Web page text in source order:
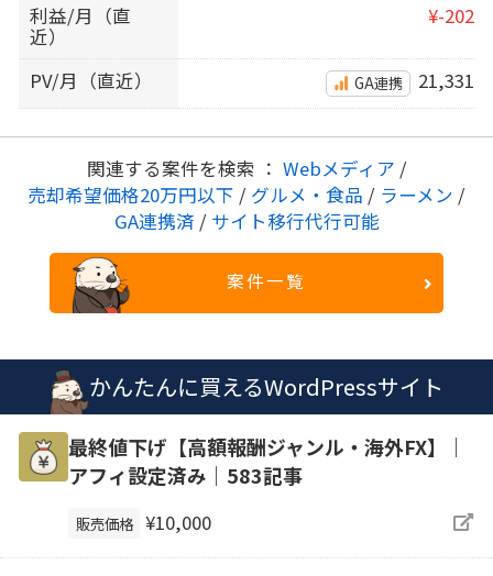
利益/月（直
近）
¥-202
PV/月（直近） GA連携 21,331
関連する案件を検索 ： Webメディア /
売却希望価格20万円以下 / グルメ・食品 / ラーメン /
GA連携済 / サイト移行代行可能
案件一覧
かんたんに買えるWordPressサイト
最終値下げ【高額報酬ジャンル・海外FX】｜
アフィ設定済み｜583記事
販売価格 ¥10,000